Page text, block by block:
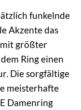
funkelnde
Akzente das
mit größter
Ring einen
Die sorgfältige
meisterhafte
Damenring